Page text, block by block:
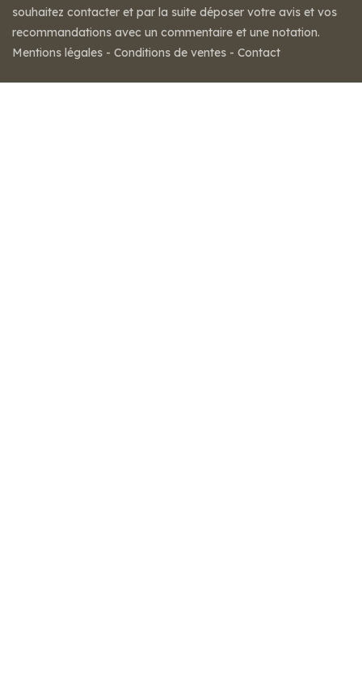
souhaitez contacter et par la suite déposer votre avis et vos
recommandations avec un commentaire et une notation.
Mentions légales - Conditions de ventes - Contact